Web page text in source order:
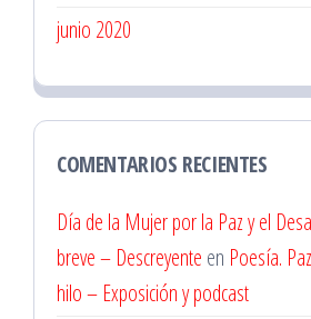
junio 2020
COMENTARIOS RECIENTES
Día de la Mujer por la Paz y el
breve – Descreyente en Poesía.
hilo – Exposición y podcast